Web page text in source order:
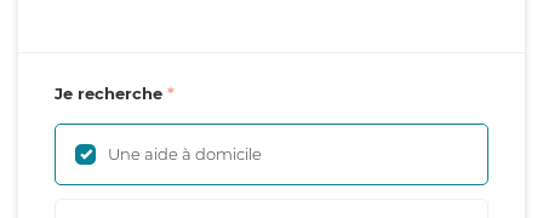
Je recherche
Une aide à domicile